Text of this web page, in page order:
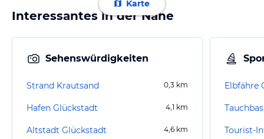
Karte
Interessantes in der Nähe
Sehenswürdigkeiten
Strand Krautsand 0,3 km
Hafen Glückstadt 4,1 km
Altstadt Glückstadt 4,6 km
Elbfähre
Tourist-